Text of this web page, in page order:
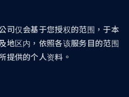
司仅会基于您授权的范围，于本
地区内，依照各该服务目的范围
提供的个人资料。